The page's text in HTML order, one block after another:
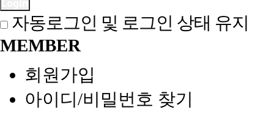
자동로그인 및 로그인 상태 유지
MEMBER
회원가입
아이디/비밀번호 찾기